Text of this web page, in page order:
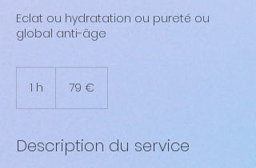
Eclat ou hydratation ou pureté ou
global anti-âge
1 h 79 €
Description du service